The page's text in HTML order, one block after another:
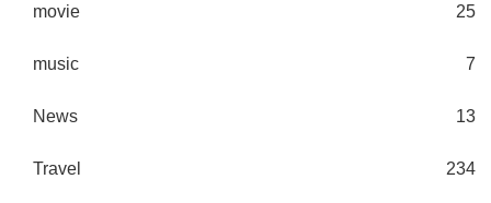
movie 25
music 7
News 13
Travel 234